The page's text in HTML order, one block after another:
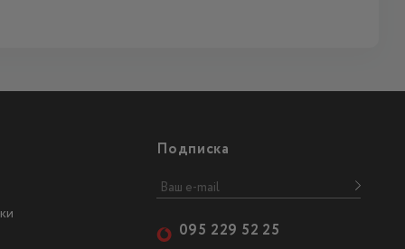
Подписка
095 229 52 25